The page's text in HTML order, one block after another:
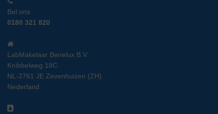
Bel ons
0180 321 820
LabMakelaar Benelux B.V.
Knibbelweg 18C
NL-2761 JE Zevenhuizen (ZH)
Nederland